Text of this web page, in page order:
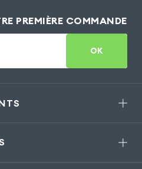
PREMIÈRE COMMANDE
OK